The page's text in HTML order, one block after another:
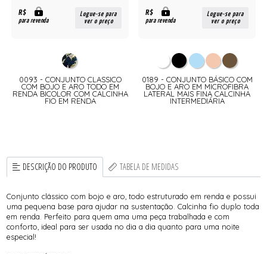
R$
para revenda
Logue-se para
ver o preço
0093 - CONJUNTO CLASSICO
COM BOJO E ARO TODO EM
RENDA BICOLOR COM CALCINHA
FIO EM RENDA
R$
para revenda
Logue-se para
ver o preço
0189 - CONJUNTO BÁSICO COM
BOJO E ARO EM MICROFIBRA
LATERAL MAIS FINA CALCINHA
INTERMEDIÁRIA
DESCRIÇÃO DO PRODUTO TABELA DE MEDIDAS
Conjunto clássico com bojo e aro, todo estruturado em renda e possui
uma pequena base para ajudar na sustentação. Calcinha fio duplo toda
em renda. Perfeito para quem ama uma peça trabalhada e com
conforto, ideal para ser usada no dia a dia quanto para uma noite
especial!